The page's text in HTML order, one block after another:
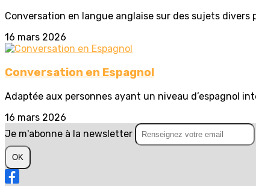
Conversation en langue anglaise sur des sujets
16 mars 2026
Conversation en Espagnol
Adaptée aux personnes ayant un niveau d’espagnol
16 mars 2026
Je m'abonne à la newsletter
OK